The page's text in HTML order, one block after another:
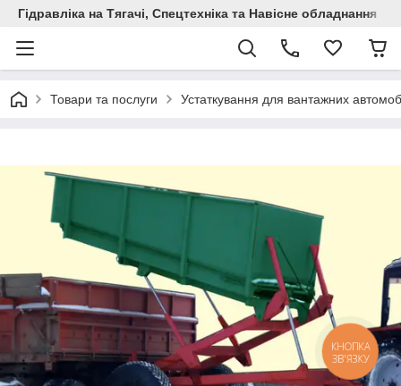
Гідравліка на Тягачі, Спецтехніка та Навісне обладнання
Товари та послуги Устаткування для вантажних
КНОПКА
ЗВ'ЯЗКУ